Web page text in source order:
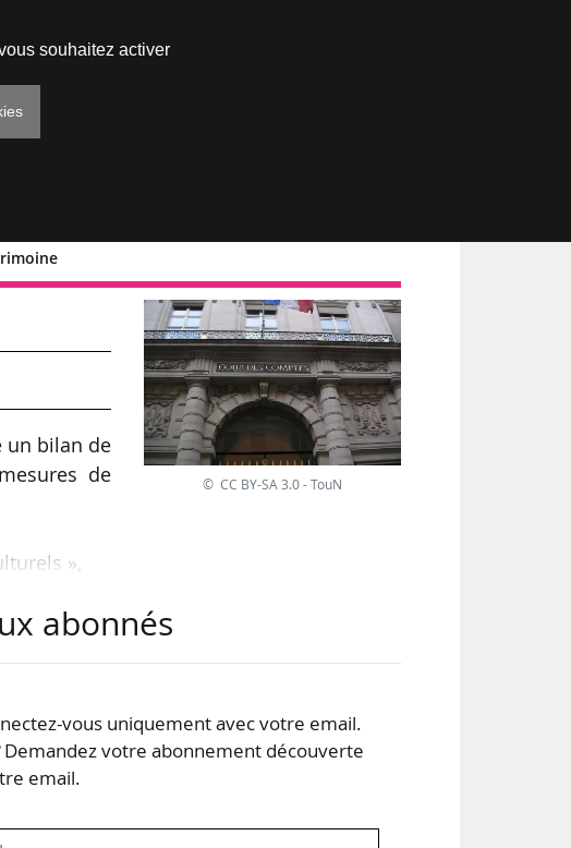
le
un bilan de
de
»,
»,
».
© CC BY-SA 3.0 - TouN
abonnés
vous uniquement avec votre email.
Demandez votre abonnement découverte
email.
souhaitez activer